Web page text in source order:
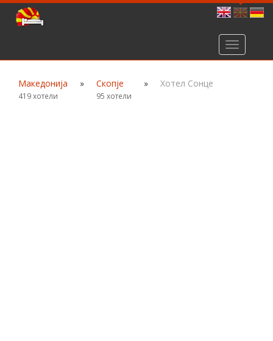
Toggle
navigation
Македонија
419 хотели
» Скопје
95 хотели
» Хотел Сонце